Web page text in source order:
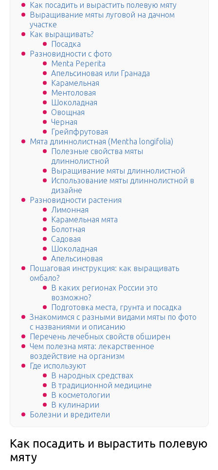
Как посадить и вырастить полевую мяту
Выращивание мяты луговой на дачном
участке
Как выращивать?
Посадка
Разновидности с фото
Menta Peperita
Апельсиновая или Гранада
Карамельная
Ментоловая
Шоколадная
Овощная
Черная
Грейпфрутовая
Мята длиннолистная (Mentha longifolia)
Полезные свойства мяты
длиннолистной
Выращивание мяты длиннолистной
Использование мяты длиннолистной в
дизайне
Разновидности растения
Лимонная
Карамельная мята
Болотная
Садовая
Шоколадная
Апельсиновая
Пошаговая инструкция: как выращивать
омбало?
В каких регионах России это
возможно?
Подготовка места, грунта и посадка
Знакомимся с разными видами мяты по фото
с названиями и описанию
Перечень лечебных свойств обширен
Чем полезна мята: лекарственное
воздействие на организм
Где используют
В народных средствах
В традиционной медицине
В косметологии
В кулинарии
Болезни и вредители
Как посадить и вырастить полевую
мяту